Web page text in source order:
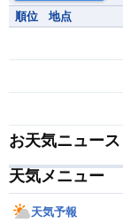
順位 地点
お天気ニュース
天気メニュー
天気予報